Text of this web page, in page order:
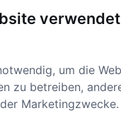
verwendet
um die
zu betreiben,